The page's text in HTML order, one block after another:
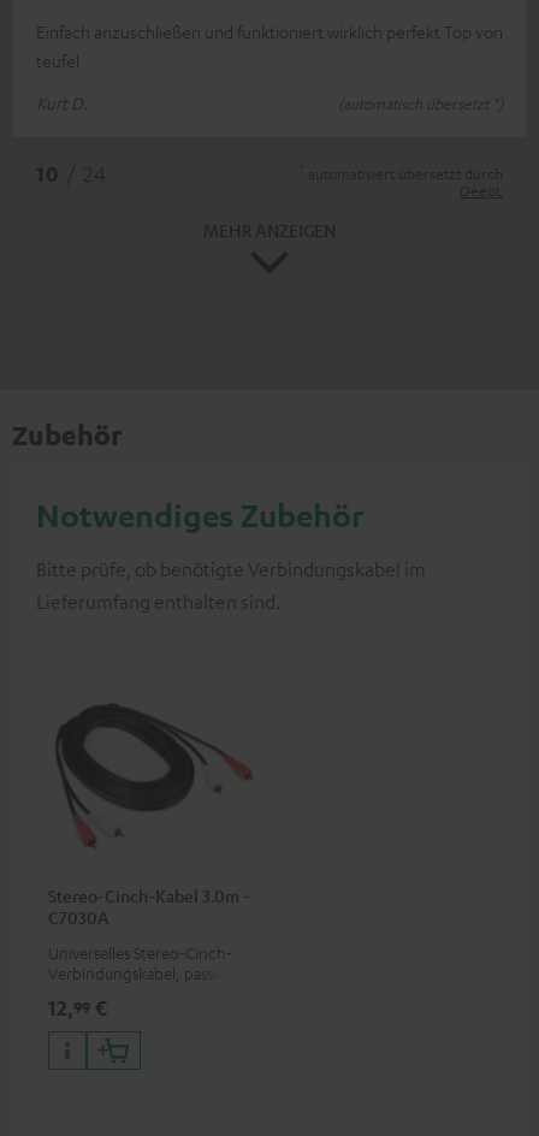
Einfach anzuschließen und funktioniert wirklich perfekt Top von
teufel
Kurt D.
(automatisch übersetzt *)
Zubehör
Notwendiges Zubehör
Bitte prüfe, ob benötigte Verbindungskabel im
Lieferumfang enthalten sind.
Stereo-Cinch-Kabel 3.0m -
C7030A
Universelles Stereo-Cinch-
Verbindungskabel, passend
Buchsen
12,99 €